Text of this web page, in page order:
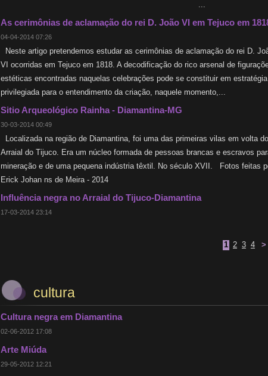
...
As cerimônias de aclamação do rei D. João VI em Tejuco em
04-04-2014 07:26
Neste artigo pretendemos estudar as cerimônias de aclamação do rei D.
VI ocorridas em Tejuco em 1818. A decodificação do rico arsenal de
estéticas encontradas naquelas celebrações pode se constituir em estratégia
privilegiada para o entendimento da criação, naquele momento,...
Sitio Arqueológico Rainha - Diamantina-MG
30-03-2014 00:49
Localizada na região de Diamantina, foi uma das primeiras vilas em volta do
Arraial do Tijuco. Era um núcleo formada de pessoas brancas e escravos
mineração e de uma pequena indústria têxtil. No século XVII. Fotos feitas
Erick Johan ns de Meira - 2014
Influência negra no Arraial do Tijuco-Diamantina
17-03-2014 23:14
1 2 3 4 >
cultura
Cultura negra em Diamantina
02-06-2012 17:08
Arte Miúda
29-05-2012 12:21